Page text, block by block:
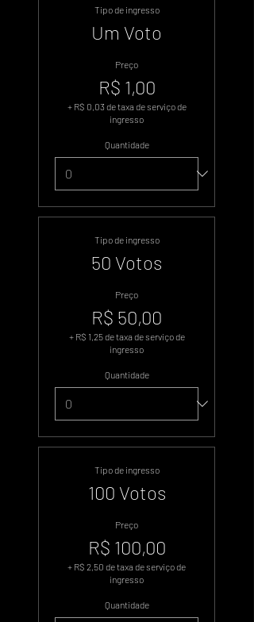
Tipo de ingresso
Um Voto
Preço
R$ 1,00
+ R$ 0,03 de taxa de serviço de
ingresso
Quantidade
Tipo de ingresso
50 Votos
Preço
R$ 50,00
+ R$ 1,25 de taxa de serviço de
ingresso
Quantidade
Tipo de ingresso
100 Votos
Preço
R$ 100,00
+ R$ 2,50 de taxa de serviço de
ingresso
Quantidade